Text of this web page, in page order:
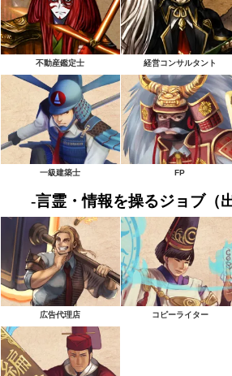
不動産鑑定士 経営コンサルタント
一級建築士 FP
-言霊・情報を操るジョブ（
広告代理店 コピーライター